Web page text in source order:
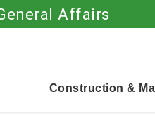
Affairs
Construction &